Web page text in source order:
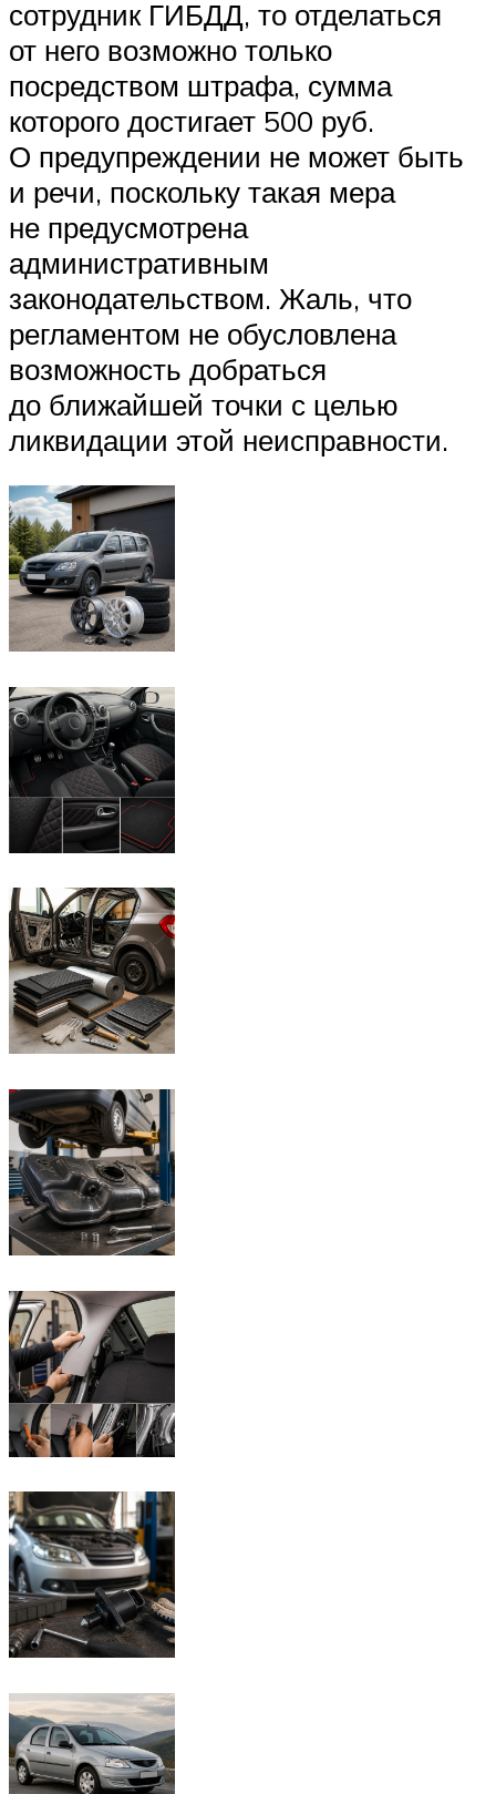
сотрудник ГИБДД, то отделаться
от него возможно только
посредством штрафа, сумма
которого достигает 500 руб.
О предупреждении не может быть
и речи, поскольку такая мера
не предусмотрена
административным
законодательством. Жаль, что
регламентом не обусловлена
возможность добраться
до ближайшей точки с целью
ликвидации этой неисправности.